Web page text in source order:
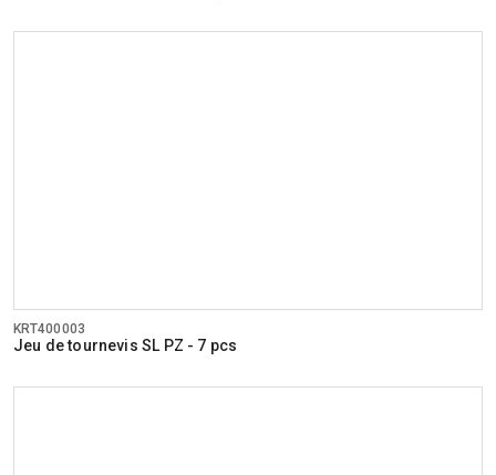
KRT400003
Jeu de tournevis SL PZ - 7 pcs